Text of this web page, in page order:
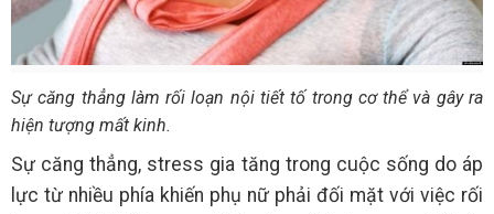
Sự căng thẳng làm rối loạn nội tiết tố trong cơ thể và gây ra
hiện tượng mất kinh.
Sự căng thẳng, stress gia tăng trong cuộc sống do áp
lực từ nhiều phía khiến phụ nữ phải đối mặt với việc rối